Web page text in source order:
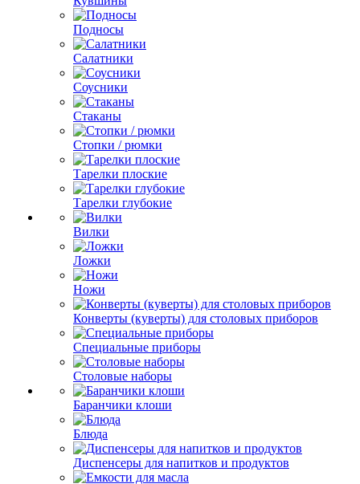
Подносы
Салатники
Соусники
Стаканы
Стопки / рюмки
Тарелки плоские
Тарелки глубокие
Вилки
Ложки
Ножи
Конверты (куверты) для столовых приборов
Специальные приборы
Столовые наборы
Баранчики клоши
Блюда
Диспенсеры для напитков и продуктов